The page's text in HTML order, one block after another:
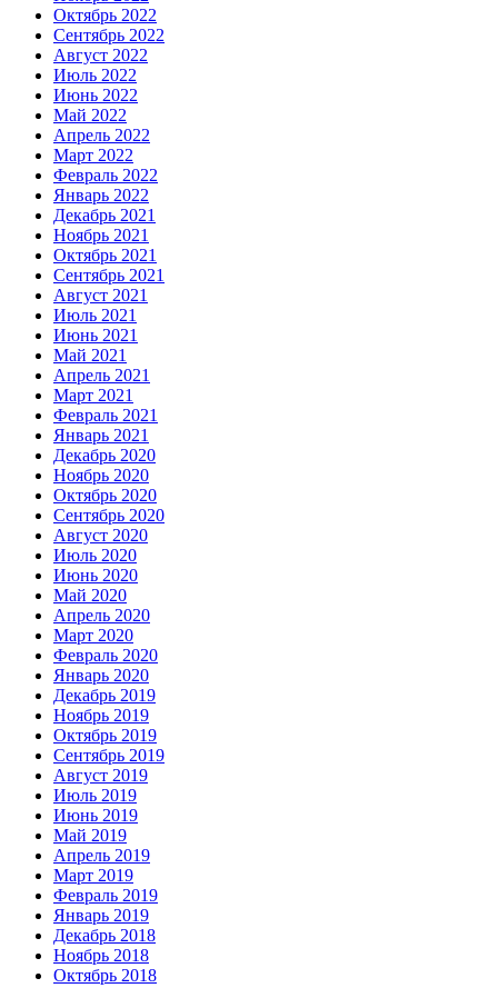
Октябрь 2022
Сентябрь 2022
Август 2022
Июль 2022
Июнь 2022
Май 2022
Апрель 2022
Март 2022
Февраль 2022
Январь 2022
Декабрь 2021
Ноябрь 2021
Октябрь 2021
Сентябрь 2021
Август 2021
Июль 2021
Июнь 2021
Май 2021
Апрель 2021
Март 2021
Февраль 2021
Январь 2021
Декабрь 2020
Ноябрь 2020
Октябрь 2020
Сентябрь 2020
Август 2020
Июль 2020
Июнь 2020
Май 2020
Апрель 2020
Март 2020
Февраль 2020
Январь 2020
Декабрь 2019
Ноябрь 2019
Октябрь 2019
Сентябрь 2019
Август 2019
Июль 2019
Июнь 2019
Май 2019
Апрель 2019
Март 2019
Февраль 2019
Январь 2019
Декабрь 2018
Ноябрь 2018
Октябрь 2018